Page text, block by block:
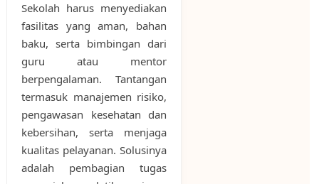
Sekolah harus menyediakan
fasilitas yang aman, bahan
baku, serta bimbingan dari
guru atau mentor
berpengalaman. Tantangan
termasuk manajemen risiko,
pengawasan kesehatan dan
kebersihan, serta menjaga
kualitas pelayanan. Solusinya
adalah pembagian tugas